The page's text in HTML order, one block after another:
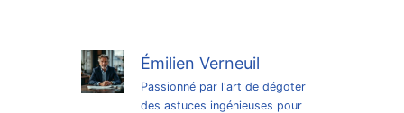
Émilien Verneuil
Passionné par l'art de dégoter
des astuces ingénieuses pour